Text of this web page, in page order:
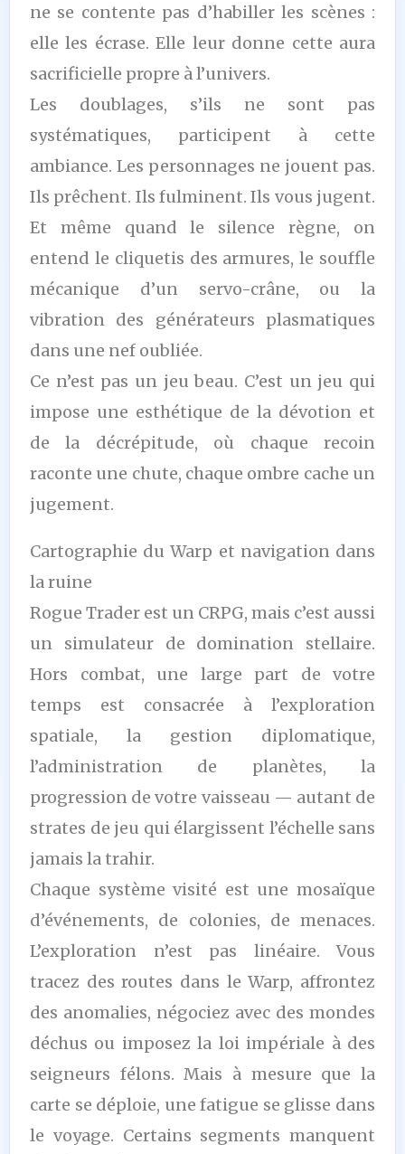
ne se contente pas d’habiller les scènes :
elle les écrase. Elle leur donne cette aura
sacrificielle propre à l’univers.
Les doublages, s’ils ne sont pas
systématiques, participent à cette
ambiance. Les personnages ne jouent pas.
Ils prêchent. Ils fulminent. Ils vous jugent.
Et même quand le silence règne, on
entend le cliquetis des armures, le souffle
mécanique d’un servo-crâne, ou la
vibration des générateurs plasmatiques
dans une nef oubliée.
Ce n’est pas un jeu beau. C’est un jeu qui
impose une esthétique de la dévotion et
de la décrépitude, où chaque recoin
raconte une chute, chaque ombre cache un
jugement.
Cartographie du Warp et navigation dans
la ruine
Rogue Trader est un CRPG, mais c’est aussi
un simulateur de domination stellaire.
Hors combat, une large part de votre
temps est consacrée à l’exploration
spatiale, la gestion diplomatique,
l’administration de planètes, la
progression de votre vaisseau — autant de
strates de jeu qui élargissent l’échelle sans
jamais la trahir.
Chaque système visité est une mosaïque
d’événements, de colonies, de menaces.
L’exploration n’est pas linéaire. Vous
tracez des routes dans le Warp, affrontez
des anomalies, négociez avec des mondes
déchus ou imposez la loi impériale à des
seigneurs félons. Mais à mesure que la
carte se déploie, une fatigue se glisse dans
le voyage. Certains segments manquent